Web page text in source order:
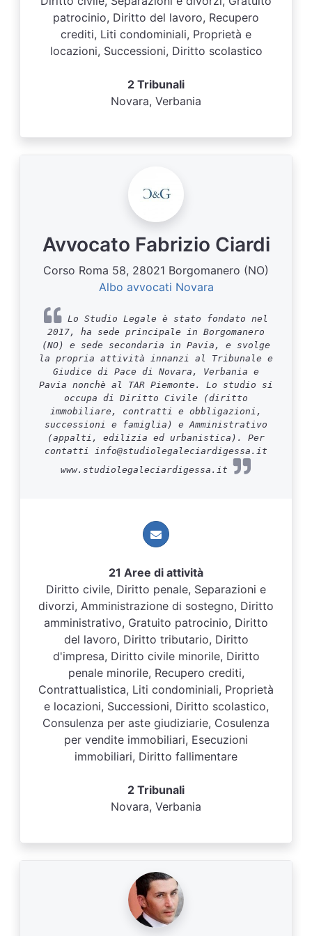
patrocinio, Diritto del lavoro, Recupero
crediti, Liti condominiali, Proprietà e
locazioni, Successioni, Diritto scolastico
2 Tribunali
Novara, Verbania
Avvocato Fabrizio Ciardi
Corso Roma 58, 28021 Borgomanero (NO)
Albo avvocati Novara
Lo Studio Legale è stato fondato nel
2017, ha sede principale in Borgomanero
(NO) e sede secondaria in Pavia, e svolge
la propria attività innanzi al Tribunale e
Giudice di Pace di Novara, Verbania e
Pavia nonchè al TAR Piemonte. Lo studio si
occupa di Diritto Civile (diritto
immobiliare, contratti e obbligazioni,
successioni e famiglia) e Amministrativo
(appalti, edilizia ed urbanistica). Per
contatti info@studiolegaleciardigessa.it
www.studiolegaleciardigessa.it
21 Aree di attività
Diritto civile, Diritto penale, Separazioni e
divorzi, Amministrazione di sostegno, Diritto
amministrativo, Gratuito patrocinio, Diritto
del lavoro, Diritto tributario, Diritto
d'impresa, Diritto civile minorile, Diritto
penale minorile, Recupero crediti,
Contrattualistica, Liti condominiali, Proprietà
e locazioni, Successioni, Diritto scolastico,
Consulenza per aste giudiziarie, Cosulenza
per vendite immobiliari, Esecuzioni
immobiliari, Diritto fallimentare
2 Tribunali
Novara, Verbania